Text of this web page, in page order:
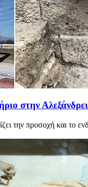
στην
την προσοχή και το